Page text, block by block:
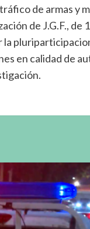
de armas y
de J.G.F.,
en calidad de